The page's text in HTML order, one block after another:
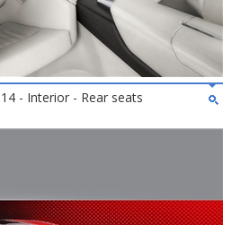
- Interior - Rear seats